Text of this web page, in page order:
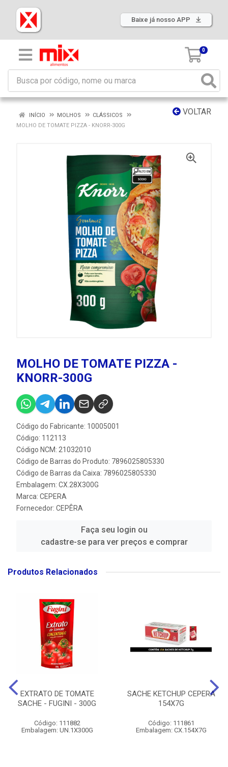
Baixe já nosso APP
0
VOLTAR
INÍCIO MOLHOS
CLÁSSICOS
MOLHO DE TOMATE PIZZA - KNORR-300G
MOLHO DE TOMATE PIZZA -
KNORR-300G
Código do Fabricante: 10005001
Código: 112113
Código NCM: 21032010
Código de Barras do Produto: 7896025805330
Código de Barras da Caixa: 7896025805330
Embalagem: CX.28X300G
Marca: CEPERA
Fornecedor: CEPÊRA
Faça seu login ou
cadastre-se para ver preços e comprar
Produtos Relacionados
EXTRATO DE TOMATE
SACHE - FUGINI - 300G
Código: 111882
Embalagem: UN.1X300G
SACHE KETCHUP CEPERA
154X7G
Código: 111861
Embalagem: CX.154X7G